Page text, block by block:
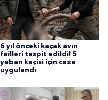
6 yıl önceki kaçak avın
failleri tespit edildi! 5
yaban keçisi için ceza
uygulandı